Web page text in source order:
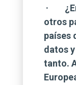
·
otros
países
datos
tanto.